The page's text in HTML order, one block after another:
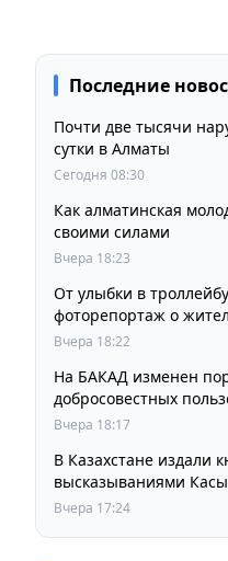
Последние
Почти две тысячи
сутки в Алматы
Сегодня 08:30
Как алматинская
своими силами
Вчера 18:23
От улыбки в
фоторепортаж о
Вчера 18:22
На БАКАД изменен
добросовестных
остается прежней
Вчера 18:17
В Казахстане издали
высказываниями
Вчера 17:24